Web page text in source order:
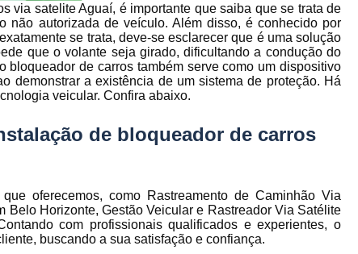
Empresa de Rastreadores de Veiculos
Empresa de Rastreamento de Moto
Empresa de Rastreamento por
Empresa Rastreadores
Empresa
Gerenciamento de Frota de
Gerenciamento
Gerenciamento de Frota
via satelite Aguaí, é importante que saiba que se trata de
não autorizada de veículo. Além disso, é conhecido por
se trata, deve-se esclarecer que é uma solução
que o volante seja girado, dificultando a condução do
de carros também serve como um dispositivo
demonstrar a existência de um sistema de proteção. Há
veicular. Confira abaixo.
de bloqueador de carros
oferecemos, como Rastreamento de Caminhão Via
Belo Horizonte, Gestão Veicular e Rastreador Via Satélite
com profissionais qualificados e experientes, o
buscando a sua satisfação e confiança.